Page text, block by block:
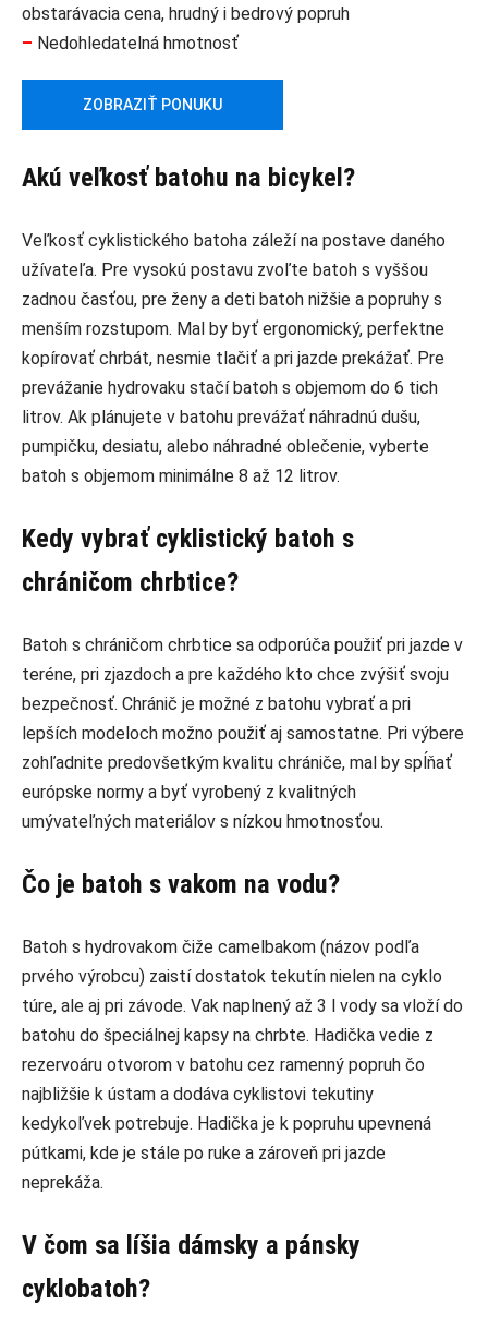
obstarávacia cena, hrudný i bedrový popruh
– Nedohledatelná hmotnosť
ZOBRAZIŤ PONUKU
Akú veľkosť batohu na bicykel?
Veľkosť cyklistického batoha záleží na postave daného
užívateľa. Pre vysokú postavu zvoľte batoh s vyššou
zadnou časťou, pre ženy a deti batoh nižšie a popruhy s
menším rozstupom. Mal by byť ergonomický, perfektne
kopírovať chrbát, nesmie tlačiť a pri jazde prekážať. Pre
prevážanie hydrovaku stačí batoh s objemom do 6 tich
litrov. Ak plánujete v batohu prevážať náhradnú dušu,
pumpičku, desiatu, alebo náhradné oblečenie, vyberte
batoh s objemom minimálne 8 až 12 litrov.
Kedy vybrať cyklistický batoh s
chráničom chrbtice?
Batoh s chráničom chrbtice sa odporúča použiť pri jazde v
teréne, pri zjazdoch a pre každého kto chce zvýšiť svoju
bezpečnosť. Chránič je možné z batohu vybrať a pri
lepších modeloch možno použiť aj samostatne. Pri výbere
zohľadnite predovšetkým kvalitu chrániče, mal by spĺňať
európske normy a byť vyrobený z kvalitných
umývateľných materiálov s nízkou hmotnosťou.
Čo je batoh s vakom na vodu?
Batoh s hydrovakom čiže camelbakom (názov podľa
prvého výrobcu) zaistí dostatok tekutín nielen na cyklo
túre, ale aj pri závode. Vak naplnený až 3 l vody sa vloží do
batohu do špeciálnej kapsy na chrbte. Hadička vedie z
rezervoáru otvorom v batohu cez ramenný popruh čo
najbližšie k ústam a dodáva cyklistovi tekutiny
kedykoľvek potrebuje. Hadička je k popruhu upevnená
pútkami, kde je stále po ruke a zároveň pri jazde
neprekáža.
V čom sa líšia dámsky a pánsky
cyklobatoh?